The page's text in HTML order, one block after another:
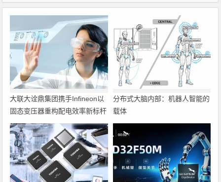
大联大诠鼎集团携手Infineon以
固态变压器重构配电效率新标杆
分布式大脑内部：机器人智能的
载体